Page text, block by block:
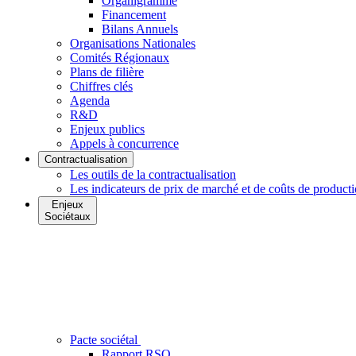
Financement
Bilans Annuels
Organisations Nationales
Comités Régionaux
Plans de filière
Chiffres clés
Agenda
R&D
Enjeux publics
Appels à concurrence
Contractualisation
Les outils de la contractualisation
Les indicateurs de prix de marché et de coûts de
Enjeux
Sociétaux
Pacte sociétal